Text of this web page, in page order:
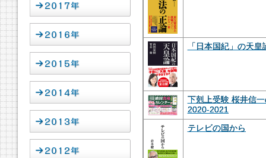
「日本国紀」の天皇
下剋上受験 桜井信
2020-2021
テレビの国から